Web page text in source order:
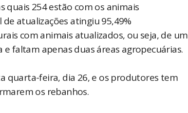
quais 254 estão com os animais
atualizações atingiu 95,49%
com animais atualizados, ou seja, de um
faltam apenas duas áreas agropecuárias.
quarta-feira, dia 26, e os produtores tem
os rebanhos.